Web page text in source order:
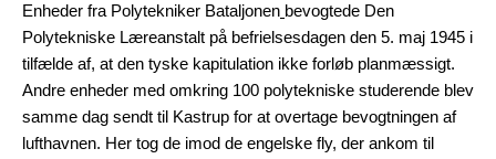
Enheder fra Polytekniker Bataljonen bevogtede Den
Polytekniske Læreanstalt på befrielsesdagen den 5. maj 1945 i
tilfælde af, at den tyske kapitulation ikke forløb planmæssigt.
Andre enheder med omkring 100 polytekniske studerende blev
samme dag sendt til Kastrup for at overtage bevogtningen af
lufthavnen. Her tog de imod de engelske fly, der ankom til